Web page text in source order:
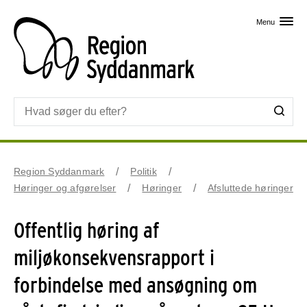
Menu
Region Syddanmark
Politik
Høringer og afgørelser
Høringer Afsluttede høringer
Offentlig høring af
miljøkonsekvensrapport i
forbindelse med ansøgning om